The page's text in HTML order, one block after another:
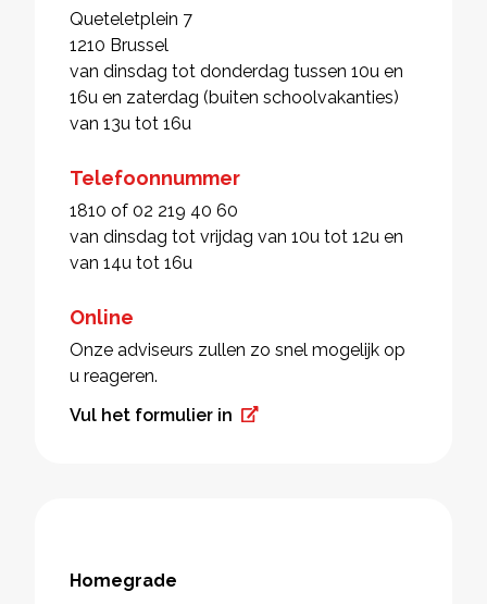
Queteletplein 7
1210 Brussel
van dinsdag tot donderdag tussen 10u en
16u en zaterdag (buiten schoolvakanties)
van 13u tot 16u
Telefoonnummer
1810 of 02 219 40 60
van dinsdag tot vrijdag van 10u tot 12u en
van 14u tot 16u
Online
Onze adviseurs zullen zo snel mogelijk op
u reageren.
Vul het formulier in
Homegrade